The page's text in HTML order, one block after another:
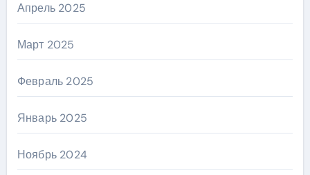
Апрель 2025
Март 2025
Февраль 2025
Январь 2025
Ноябрь 2024